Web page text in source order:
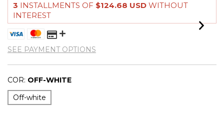
3 INSTALLMENTS OF $124.68 USD WITHOUT
INTEREST
SEE PAYMENT OPTIONS
COR: OFF-WHITE
Off-white